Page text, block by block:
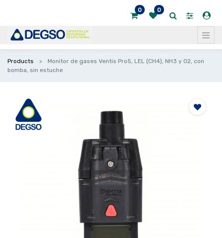
0 0
Products
Monitor de gases Ventis Pro5, LEL (CH4), NH3 y O2, con
bomba, sin estuche